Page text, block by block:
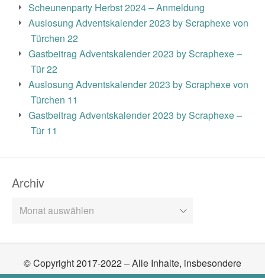
Scheunenparty Herbst 2024 – Anmeldung
Auslosung Adventskalender 2023 by Scraphexe von
Türchen 22
Gastbeitrag Adventskalender 2023 by Scraphexe –
Tür 22
Auslosung Adventskalender 2023 by Scraphexe von
Türchen 11
Gastbeitrag Adventskalender 2023 by Scraphexe –
Tür 11
Archiv
Archiv
© Copyright 2017-2022 – Alle Inhalte, insbesondere